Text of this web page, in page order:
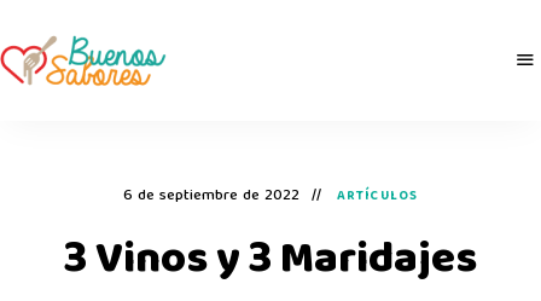
6 de septiembre de 2022 ARTÍCULOS
3 Vinos y 3 Maridajes